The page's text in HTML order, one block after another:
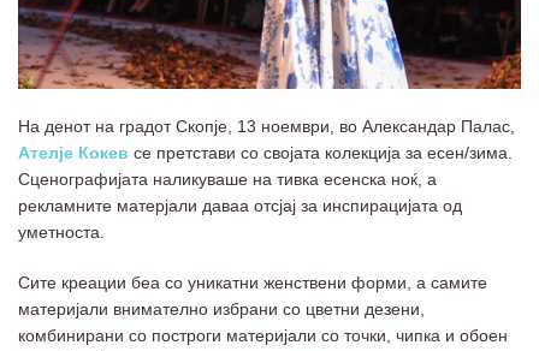
На денот на градот Скопје, 13 ноември, во Александар Палас,
Ателје Кокев се претстави со својата колекција за есен/зима.
Сценографијата наликуваше на тивка есенска ноќ, а
рекламните матерјали даваа отсјај за инспирацијата од
уметноста.
Сите креации беа со уникатни женствени форми, а самите
материјали внимателно избрани со цветни дезени,
комбинирани со построги материјали со точки, чипка и обоен